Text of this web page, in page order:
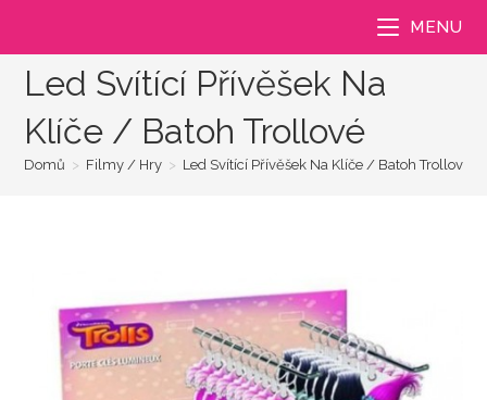
MENU
Led Svítící Přívěšek Na
Klíče / Batoh Trollové
Domů > Filmy / Hry > Led Svítící Přívěšek Na Klíče / Batoh Trollové